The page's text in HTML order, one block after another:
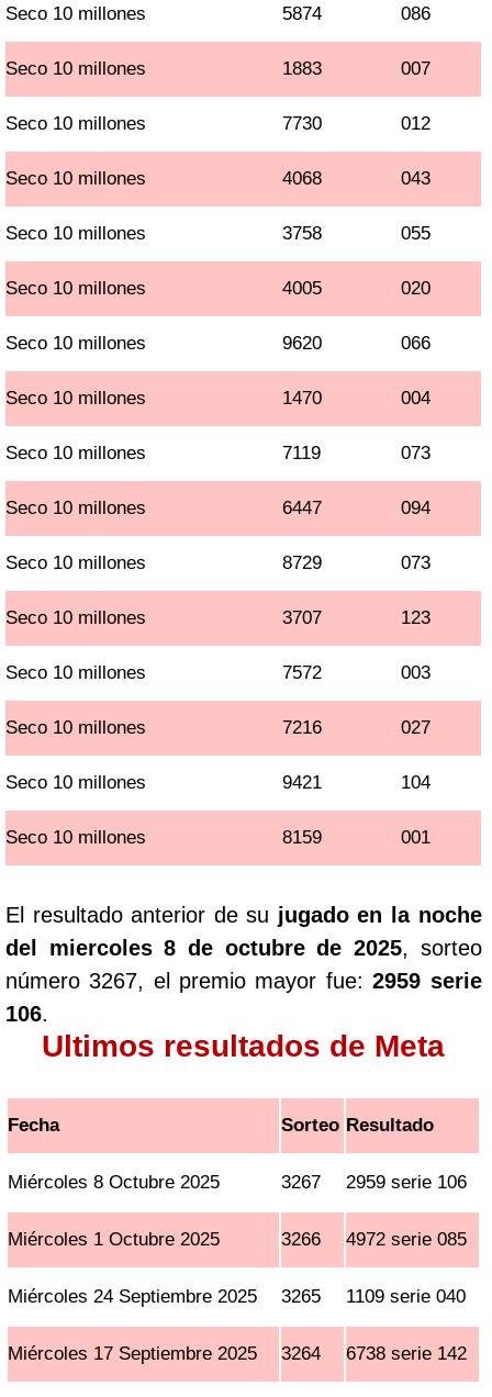
Seco 10 millones 5874 086
Seco 10 millones 1883 007
Seco 10 millones 7730 012
Seco 10 millones 4068 043
Seco 10 millones 3758 055
Seco 10 millones 4005 020
Seco 10 millones 9620 066
Seco 10 millones 1470 004
Seco 10 millones 7119 073
Seco 10 millones 6447 094
Seco 10 millones 8729 073
Seco 10 millones 3707 123
Seco 10 millones 7572 003
Seco 10 millones 7216 027
Seco 10 millones 9421 104
Seco 10 millones 8159 001
El resultado anterior de su jugado en la noche
del miercoles 8 de octubre de 2025, sorteo
número 3267, el premio mayor fue:2959 serie
106.
Ultimos resultados de Meta
Fecha Sorteo Resultado
Miércoles 8 Octubre 2025 3267 2959 serie 106
Miércoles 1 Octubre 2025 3266 4972 serie 085
Miércoles 24 Septiembre 2025 3265 1109 serie 040
Miércoles 17 Septiembre 2025 3264 6738 serie 142